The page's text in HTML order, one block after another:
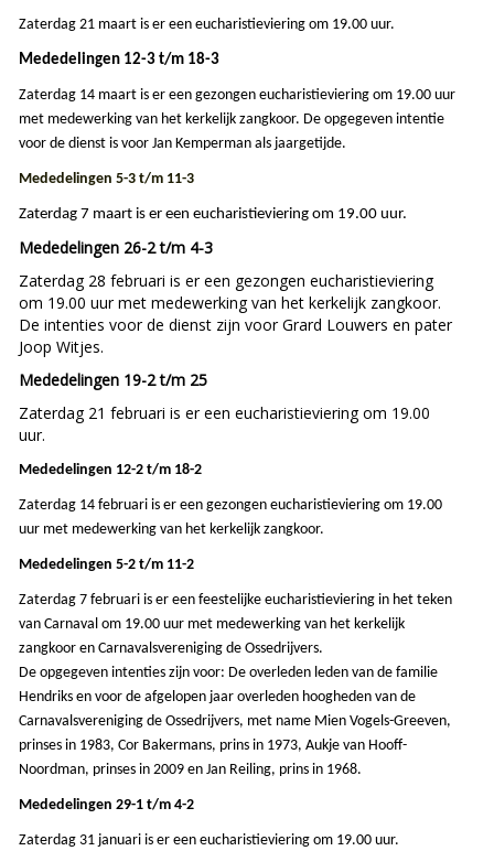
Zaterdag 21 maart is er een eucharistieviering om 19.00 uur.
Mededelingen 12-3 t/m 18-3
Zaterdag 14 maart is er een gezongen eucharistieviering om 19.00 uur
met medewerking van het kerkelijk zangkoor. De opgegeven intentie
voor de dienst is voor Jan Kemperman als jaargetijde.
Mededelingen 5-3 t/m 11-3
Zaterdag 7 maart is er een eucharistieviering om 19.00 uur.
Mededelingen 26-2 t/m 4-3
Zaterdag 28 februari is er een gezongen eucharistieviering
om 19.00 uur met medewerking van het kerkelijk zangkoor.
De intenties voor de dienst zijn voor Grard Louwers en pater
Joop Witjes.
Mededelingen 19-2 t/m 25
Zaterdag 21 februari is er een eucharistieviering om 19.00
uur.
Mededelingen 12-2 t/m 18-2
Zaterdag 14 februari is er een gezongen eucharistieviering om 19.00
uur met medewerking van het kerkelijk zangkoor.
Mededelingen 5-2 t/m 11-2
Zaterdag 7 februari is er een feestelijke eucharistieviering in het teken
van Carnaval om 19.00 uur met medewerking van het kerkelijk
zangkoor en Carnavalsvereniging de Ossedrijvers.
De opgegeven intenties zijn voor: De overleden leden van de familie
Hendriks en voor de afgelopen jaar overleden hoogheden van de
Carnavalsvereniging de Ossedrijvers, met name Mien Vogels-Greeven,
prinses in 1983, Cor Bakermans, prins in 1973, Aukje van Hooff-
Noordman, prinses in 2009 en Jan Reiling, prins in 1968.
Mededelingen 29-1 t/m 4-2
Zaterdag 31 januari is er een eucharistieviering om 19.00 uur.